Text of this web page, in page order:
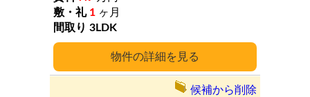
詳細
1 ヶ月
3LDK
候補から削除